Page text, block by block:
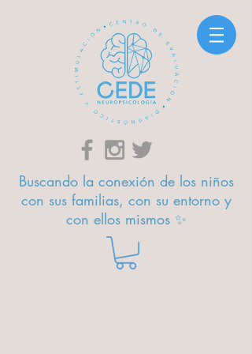
Buscando la conexión de los niños
con sus familias, con su entorno y
con ellos mismos ✨